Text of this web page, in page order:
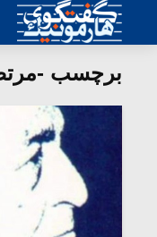
برچسب -